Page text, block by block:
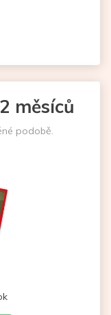
měsíců
podobě.